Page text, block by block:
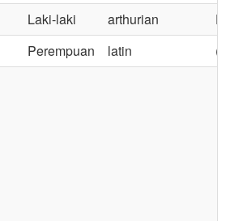
Laki-laki arthurian
Perempuan latin